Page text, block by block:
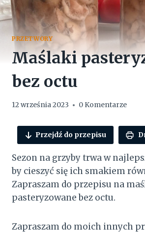
PRZETWORY
Maślaki
bez octu
12 września 2023 0 Komentarze
Przejdź do przepisu
Sezon na grzyby trwa w
by cieszyć się ich smakiem
Zapraszam do przepisu na
pasteryzowane bez octu.
Zapraszam do moich innych